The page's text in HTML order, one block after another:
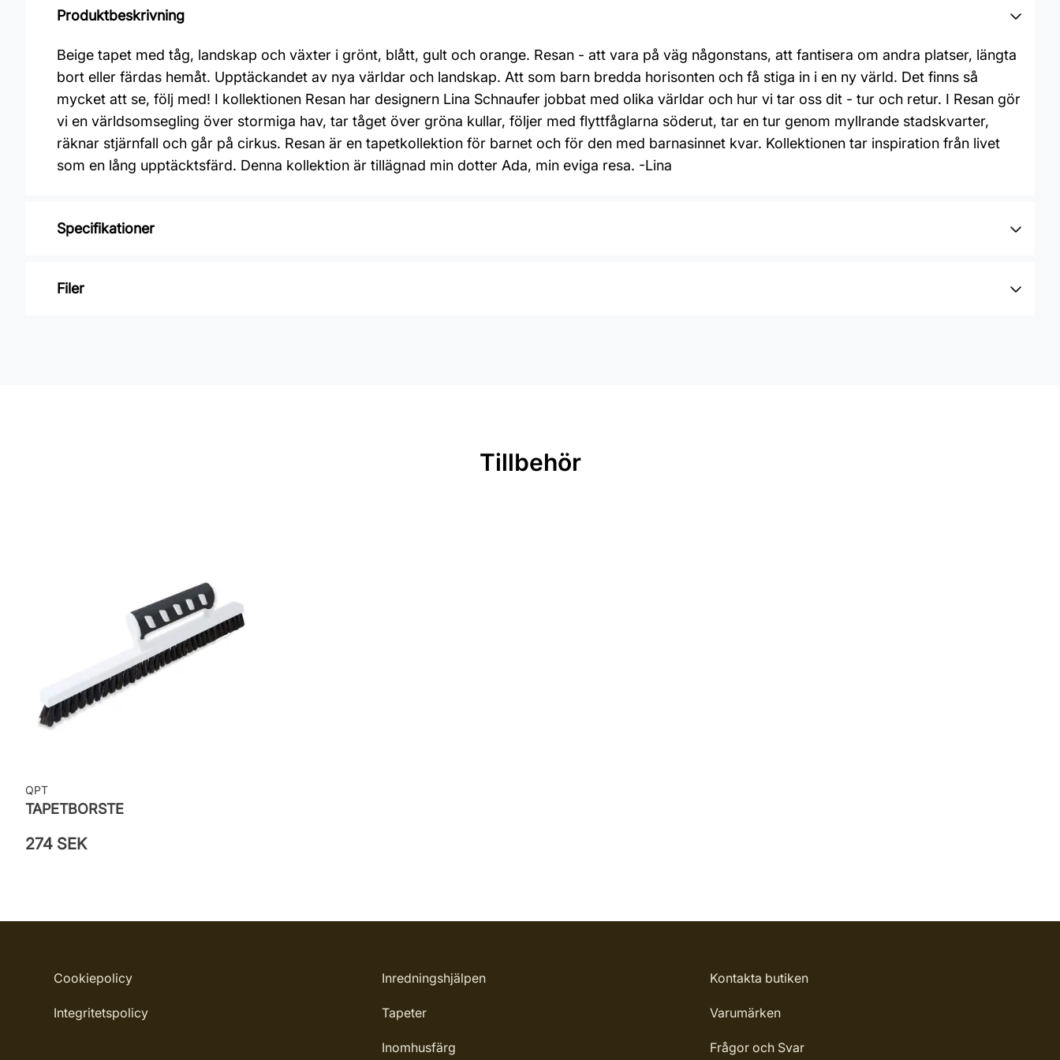
Produktbeskrivning
Beige tapet med tåg, landskap och växter i grönt, blått, gult och orange. Resan - att vara på väg någonstans, att fantisera om andra platser, längta
bort eller färdas hemåt. Upptäckandet av nya världar och landskap. Att som barn bredda horisonten och få stiga in i en ny värld. Det finns så
mycket att se, följ med! I kollektionen Resan har designern Lina Schnaufer jobbat med olika världar och hur vi tar oss dit - tur och retur. I Resan gör
vi en världsomsegling över stormiga hav, tar tåget över gröna kullar, följer med flyttfåglarna söderut, tar en tur genom myllrande stadskvarter,
räknar stjärnfall och går på cirkus. Resan är en tapetkollektion för barnet och för den med barnasinnet kvar. Kollektionen tar inspiration från livet
som en lång upptäcktsfärd. Denna kollektion är tillägnad min dotter Ada, min eviga resa. -Lina
Specifikationer
Varumärke: Midbec Tapeter
Filer
Tillbehör
QPT
TAPETBORSTE
274 SEK
Cookiepolicy
Integritetspolicy
Inredningshjälpen
Tapeter
Inomhusfärg
Kontakta butiken
Varumärken
Frågor och Svar